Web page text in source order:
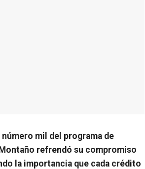
mil del programa de
refrendó su compromiso
la importancia que cada crédito